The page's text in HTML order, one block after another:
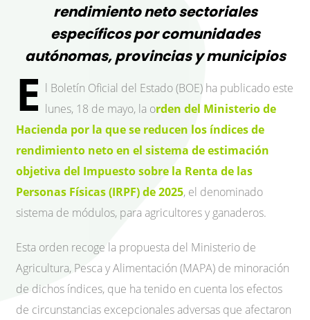
rendimiento neto sectoriales
específicos por comunidades
autónomas, provincias y municipios
E l Boletín Oficial del Estado (BOE) ha publicado este
lunes, 18 de mayo, la orden del Ministerio de
Hacienda por la que se reducen los índices de
rendimiento neto en el sistema de estimación
objetiva del Impuesto sobre la Renta de las
Personas Físicas (IRPF) de 2025, el denominado
sistema de módulos, para agricultores y ganaderos.
Esta orden recoge la propuesta del Ministerio de
Agricultura, Pesca y Alimentación (MAPA) de minoración
de dichos índices, que ha tenido en cuenta los efectos
de circunstancias excepcionales adversas que afectaron